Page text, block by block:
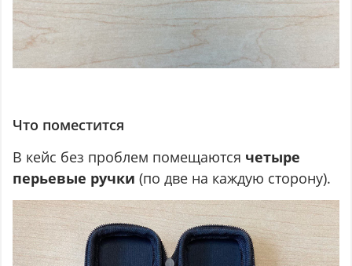
Что поместится
В кейс без проблем помещаются четыре
перьевые ручки (по две на каждую сторону).